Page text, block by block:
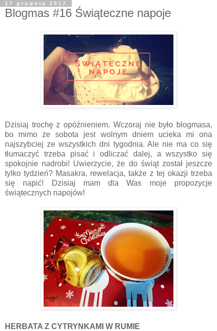
17 grudnia 2017
Blogmas #16 Świąteczne napoje
Dzisiaj trochę z opóźnieniem. Wczoraj nie było blogmasa,
bo mimo że sobota jest wolnym dniem ucieka mi ona
najszybciej ze wszystkich dni tygodnia. Ale nie ma co się
tłumaczyć trzeba pisać i odliczać dalej, a wszystko się
spokojnie nadrobi! Uwierzycie, że do świąt został jeszcze
tylko tydzień? Masakra, rewelacja, także z tej okazji trzeba
się napić! Dzisiaj mam dla Was moje propozycje
świątecznych napojów!
HERBATA Z CYTRYNKAMI W RUMIE